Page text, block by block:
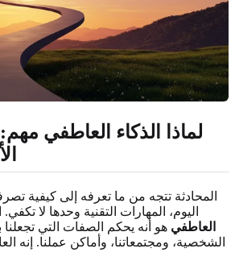
لماذا الذكاء العاطفي
المحادثة تتجه من ما تعرفه إلى كيفية
اليوم، المهارات التقنية وحدها لا
العاطفي هو أنه يحكم الصفات التي تجعلنا
الشخصية، ومجتمعاتنا، وأماكن عملنا. إنه